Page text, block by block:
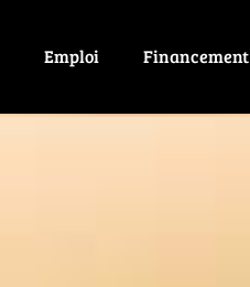
Emploi Financement